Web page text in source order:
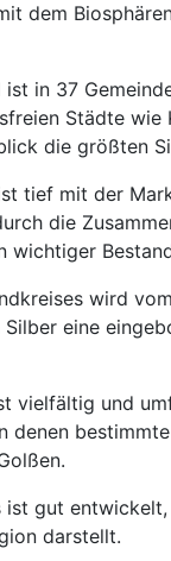
dem
ist in 37
Städte
die größten
tief mit der
die
wird
eine
vielfältig und
denen
gut
darstellt.